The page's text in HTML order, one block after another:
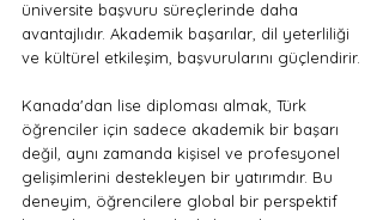
üniversite başvuru süreçlerinde daha
avantajlıdır. Akademik başarılar, dil yeterliliği
ve kültürel etkileşim, başvurularını güçlendirir.
Kanada'dan lise diploması almak, Türk
öğrenciler için sadece akademik bir başarı
değil, aynı zamanda kişisel ve profesyonel
gelişimlerini destekleyen bir yatırımdır. Bu
deneyim, öğrencilere global bir perspektif